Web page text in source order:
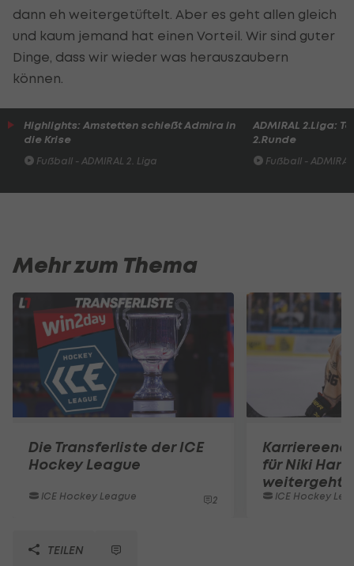
dann eh weitergetüftelt. Aber es geht allen gleich
und kaum jemand hat einen Vorteil. Wir sind guter
Dinge, dass wir wieder was herauszaubern
können.
Highlights: Amstetten schießt Admira in
die Krise
Fußball - ADMIRAL 2. Liga
ADMIRAL 2.Liga:
2.Runde
Fußball -
Mehr zum Thema
Die Transferliste der ICE
Hockey League
ICE Hockey League 2
für Niki Hartl
weitergeht
ICE Hockey
TEILEN